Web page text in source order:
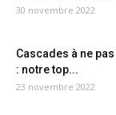
30 novembre 2022
Cascades à ne
: notre top...
23 novembre 2022